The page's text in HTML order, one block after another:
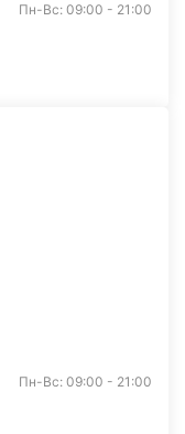
Пн-Вс: 09:00 - 21:00
Пн-Вс: 09:00 - 21:00